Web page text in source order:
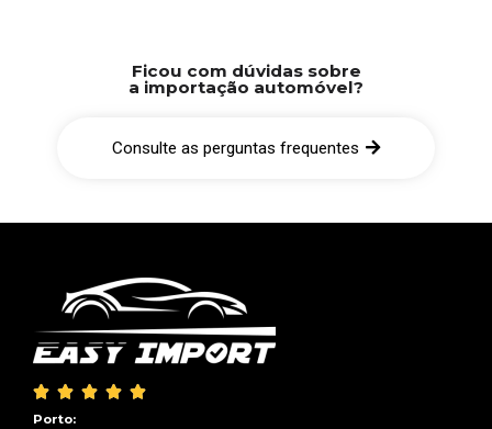
Ficou com dúvidas sobre
a importação automóvel?
Consulte as perguntas frequentes
    
Porto: